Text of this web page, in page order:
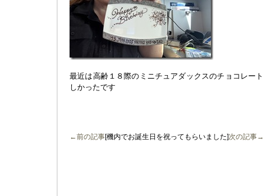
最近は高齢１８際のミニチュアダックスのチョコレー
しかったです
←前の記事[機内でお誕生日を祝ってもらいました]次の記事→